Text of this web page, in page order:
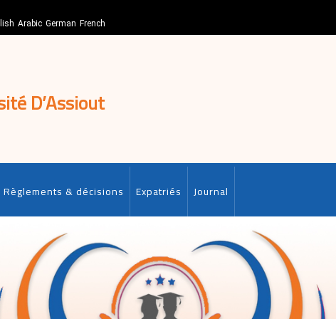
Arabic German French
D’Assiout
Règlements & décisions Expatriés Journal